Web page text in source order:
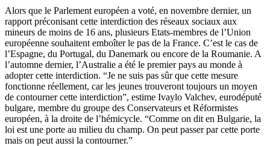
Alors que le Parlement européen a voté, en novembre dernier, un
rapport préconisant cette interdiction des réseaux sociaux aux
mineurs de moins de 16 ans, plusieurs Etats-membres de l’Union
européenne souhaitent emboîter le pas de la France. C’est le cas de
l’Espagne, du Portugal, du Danemark ou encore de la Roumanie. A
l’automne dernier, l’Australie a été le premier pays au monde à
adopter cette interdiction. “Je ne suis pas sûr que cette mesure
fonctionne réellement, car les jeunes trouveront toujours un moyen
de contourner cette interdiction”, estime Ivaylo Valchev, eurodéputé
bulgare, membre du groupe des Conservateurs et Réformistes
européen, à la droite de l’hémicycle. “Comme on dit en Bulgarie, la
loi est une porte au milieu du champ. On peut passer par cette porte
mais on peut aussi la contourner.”